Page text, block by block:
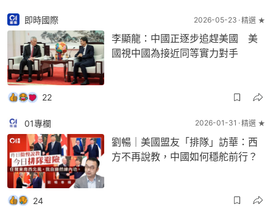
即時國際 2026-05-23 精選 ★
李顯龍：中國正逐步追趕美國 美
國視中國為接近同等實力對手
22
01專欄 2026-01-31 精選 ★
劉暢｜美國盟友「排隊」訪華：西
方不再說教，中國如何穩舵前行？
24